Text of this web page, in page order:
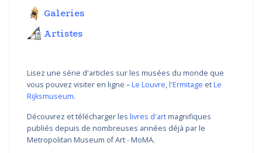
Galeries
Artistes
Lisez une série d'articles sur les musées du monde que
vous pouvez visiter en ligne –Le Louvre,l'Ermitage etLe
Rijksmuseum.
Découvrez et télécharger les livres d'artmagnifiques
publiés depuis de nombreuses années déjà par le
Metropolitan Museum of Art - MoMA.